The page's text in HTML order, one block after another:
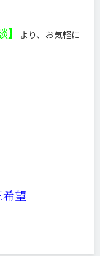
より、お気軽に
望